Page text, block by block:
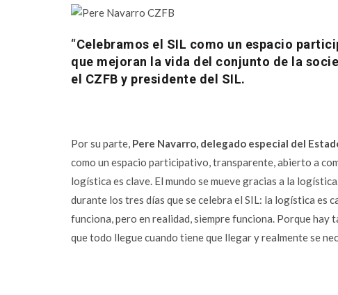
“Celebramos el SIL como un espacio
que mejoran la vida del conjunto de la
el CZFB y presidente del SIL.
Por su parte, Pere Navarro, delegado especial del
como un espacio participativo, transparente, abierto a
logística es clave. El mundo se mueve gracias a la
durante los tres días que se celebra el SIL: la logística es
funciona, pero en realidad, siempre funciona. Porque hay
que todo llegue cuando tiene que llegar y realmente se